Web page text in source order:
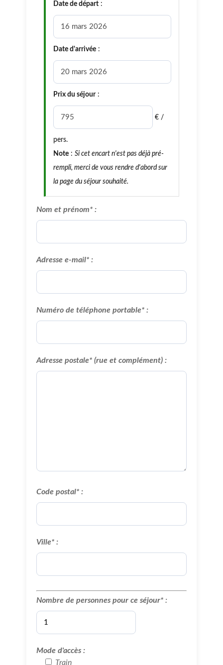
Date de départ:
Date d'arrivée:
Prix du séjour:
€ /
pers.
Note: Si cet encart n'est pas déjà pré-
rempli, merci de vous rendre d'abord sur
la page du séjour souhaité.
Nom et prénom* :
Adresse e-mail* :
Numéro de téléphone portable* :
Adresse postale* (rue et complément) :
Code postal* :
Ville* :
Nombre de personnes pour ce séjour*:
Mode d'accès :
Train